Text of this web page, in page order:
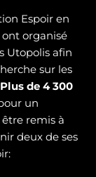
Espoir en
ont organisé
Utopolis afin
sur les
Plus de 4 300
un
remis à
deux de ses